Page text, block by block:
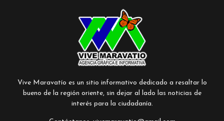
Vive Maravatío es un sitio informativo dedicado a resaltar lo
bueno de la región oriente, sin dejar al lado las noticias de
interés para la ciudadanía.